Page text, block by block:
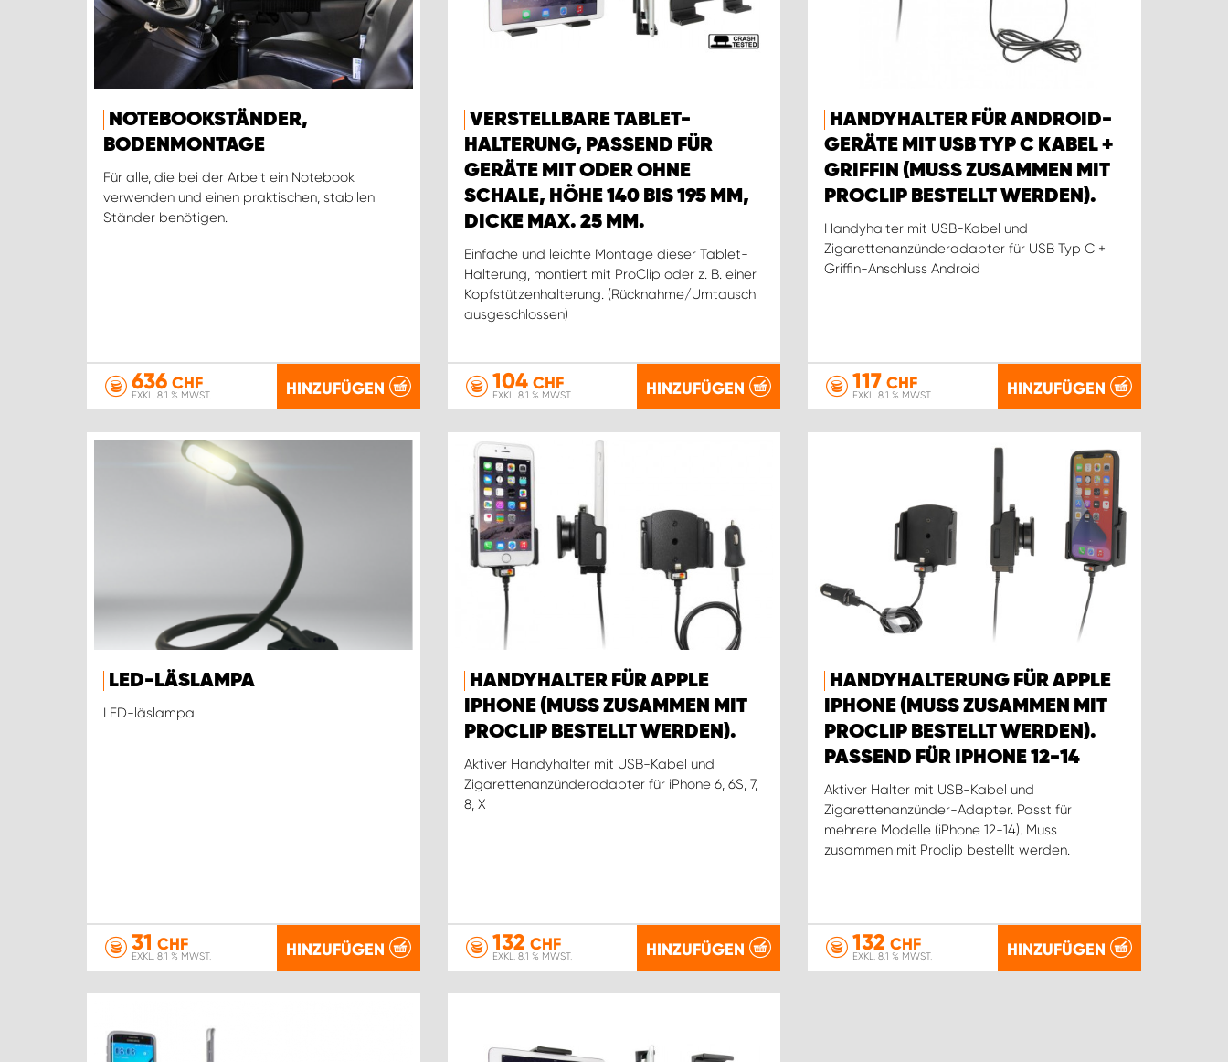
NOTEBOOKSTÄNDER,
BODENMONTAGE
Für alle, die bei der Arbeit ein Notebook
verwenden und einen praktischen, stabilen
Ständer benötigen.
636 CHF
EXKL. 8.1 % MWST. HINZUFÜGEN
VERSTELLBARE TABLET-
HALTERUNG, PASSEND FÜR
GERÄTE MIT ODER OHNE
SCHALE, HÖHE 140 BIS 195 MM,
DICKE MAX. 25 MM.
Einfache und leichte Montage dieser Tablet-
Halterung, montiert mit ProClip oder z. B. einer
Kopfstützenhalterung. (Rücknahme/Umtausch
ausgeschlossen)
104CHF
EXKL. 8.1 % MWST. HINZUFÜGEN
HANDYHALTER FÜR ANDROID-
GERÄTE MIT USB TYP C KABEL +
GRIFFIN (MUSS ZUSAMMEN MIT
PROCLIP BESTELLT WERDEN).
Handyhalter mit USB-Kabel und
Zigarettenanzünderadapter für USB Typ C +
Griffin-Anschluss Android
117 CHF
EXKL. 8.1 % MWST. HINZUFÜGEN
LED-LÄSLAMPA
LED-läslampa
31 CHF
EXKL. 8.1 % MWST. HINZUFÜGEN
HANDYHALTER FÜR APPLE
IPHONE (MUSS ZUSAMMEN MIT
PROCLIP BESTELLT WERDEN).
Aktiver Handyhalter mit USB-Kabel und
Zigarettenanzünderadapter für iPhone 6, 6S, 7,
8, X
132 CHF
EXKL. 8.1 % MWST. HINZUFÜGEN
HANDYHALTERUNG FÜR APPLE
IPHONE (MUSS ZUSAMMEN MIT
PROCLIP BESTELLT WERDEN).
PASSEND FÜR IPHONE 12-14
Aktiver Halter mit USB-Kabel und
Zigarettenanzünder-Adapter. Passt für
mehrere Modelle (iPhone 12-14). Muss
zusammen mit Proclip bestellt werden.
132 CHF
EXKL. 8.1 % MWST. HINZUFÜGEN